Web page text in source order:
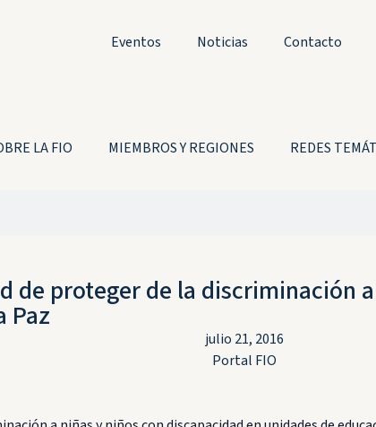
Eventos Noticias Contacto
LA FIO MIEMBROS Y REGIONES REDES
de proteger de la discriminación
Paz
julio 21, 2016
Portal FIO